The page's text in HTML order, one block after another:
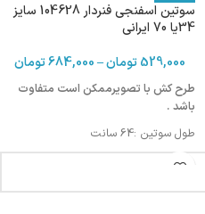
سوتین اسفنجی فنردار 104628 سایز
34یا 70 ایرانی
529,000تومان–
684,000تومان
طرح کش با تصویرممکن است متفاوت
باشد .
طول سوتین :64 سانت
دورکمر: 70-74 سانت